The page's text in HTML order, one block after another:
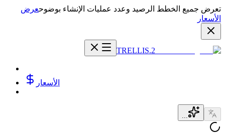
تعرض جميع الخطط الرصيد وعدد عمليات الإنشاء بوضوحعرض
الأسعار
TRELLIS.2
الأسعار
...